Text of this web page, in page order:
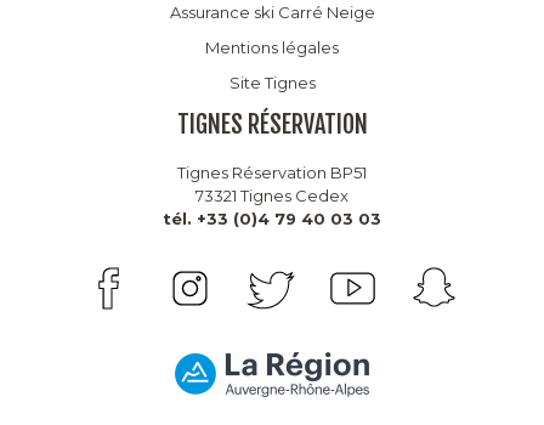
Assurance ski Carré Neige
Mentions légales
Site Tignes
TIGNES RÉSERVATION
Tignes Réservation BP51
73321 Tignes Cedex
tél. +33 (0)4 79 40 03 03